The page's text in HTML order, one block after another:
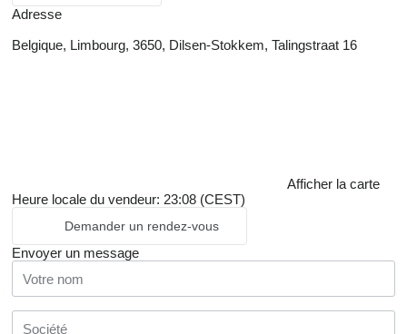
Adresse
Belgique, Limbourg, 3650, Dilsen-Stokkem, Talingstraat 16
Afficher la carte
Heure locale du vendeur: 23:08 (CEST)
Demander un rendez-vous
Envoyer un message